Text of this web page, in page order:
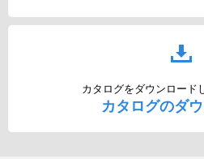
カタログをダウンロード
カタログのダ